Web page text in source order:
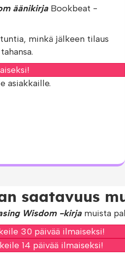
äänikirja Bookbeat -
minkä jälkeen tilaus
asiakkaille.
saatavuus
Wisdom -kirja muista
30 päivää ilmaiseksi!
14 päivää ilmaiseksi!